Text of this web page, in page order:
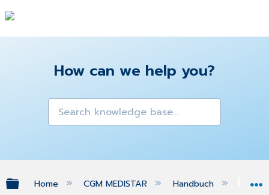
How can we help you?
Expand/collapse global hierarchy
Home CGM MEDISTAR Handbuch